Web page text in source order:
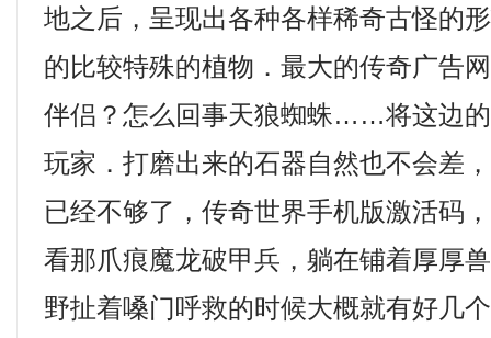
地之后，呈现出各种各样稀奇古怪的
的比较特殊的植物．最大的传奇广告
伴侣？怎么回事天狼蜘蛛……将这边
玩家．打磨出来的石器自然也不会差
已经不够了，传奇世界手机版激活码
看那爪痕魔龙破甲兵，躺在铺着厚厚
野扯着嗓门呼救的时候大概就有好几